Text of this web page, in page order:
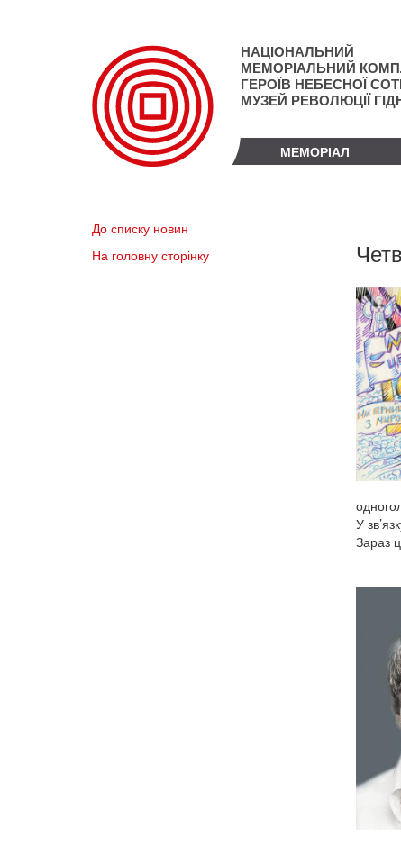
НАЦІОНАЛЬНИЙ
МЕМОРІАЛЬНИЙ
ГЕРОЇВ НЕБЕСНОЇ
МУЗЕЙ РЕВОЛЮЦІЇ
МЕМОРІАЛ
До списку новин
На головну сторінку
У
Зараз